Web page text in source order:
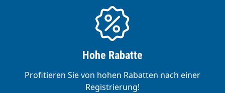
Hohe Rabatte
Profitieren Sie von hohen Rabatten nach einer
Registrierung!